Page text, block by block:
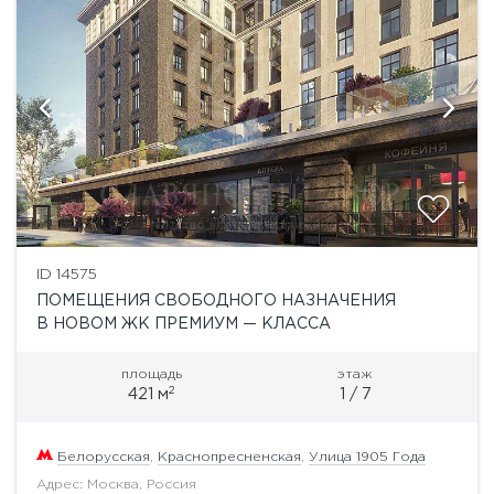
ID 14575
ПОМЕЩЕНИЯ СВОБОДНОГО НАЗНАЧЕНИЯ
В НОВОМ ЖК ПРЕМИУМ — КЛАССА
площадь
421 м2
этаж
1 / 7
Белорусская Краснопресненская Улица 1905 Года
Адрес: Москва, Россия